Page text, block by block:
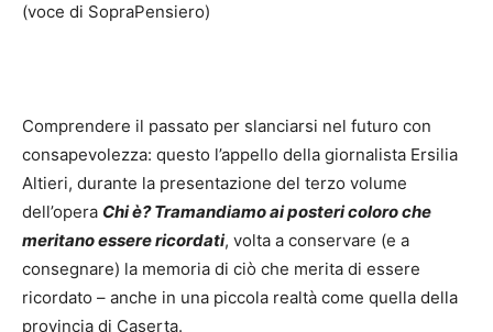
(voce di SopraPensiero)
Comprendere il passato per slanciarsi nel futuro con
consapevolezza: questo l’appello della giornalista Ersilia
Altieri, durante la presentazione del terzo volume
dell’opera Chi è? Tramandiamo ai posteri coloro che
meritano essere ricordati, volta a conservare (e a
consegnare) la memoria di ciò che merita di essere
ricordato – anche in una piccola realtà come quella della
provincia di Caserta.